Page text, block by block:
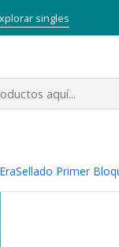
Sellado Primer
singles
Singles Primer